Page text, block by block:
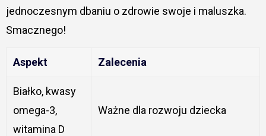
jednoczesnym dbaniu o zdrowie swoje i maluszka.
Smacznego!
Aspekt Zalecenia
Białko, kwasy
omega-3,
witamina D
Ważne dla rozwoju dziecka